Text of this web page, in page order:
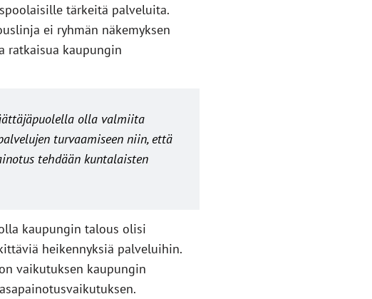
tärkeitä palveluita.
ei ryhmän näkemyksen
ratkaisua kaupungin
olla valmiita
turvaamiseen niin, että
tehdään kuntalaisten
kaupungin talous olisi
heikennyksiä palveluihin.
vaikutuksen kaupungin